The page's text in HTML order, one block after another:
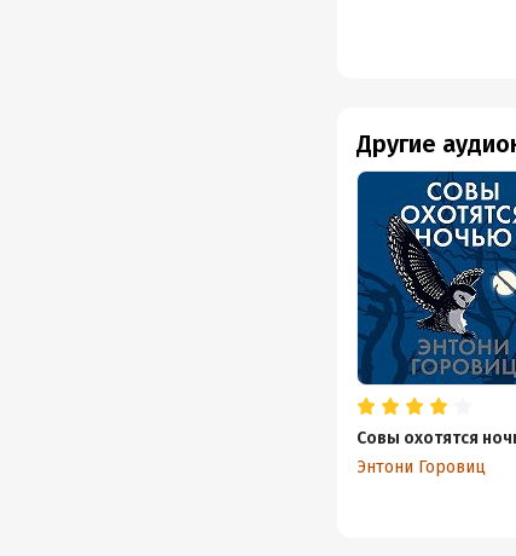
Другие
Совы охотятся
Энтони Горовиц